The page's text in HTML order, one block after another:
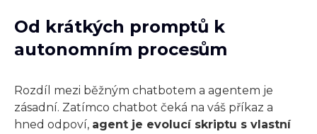
Od krátkých promptů k
autonomním procesům
Rozdíl mezi běžným chatbotem a agentem je
zásadní. Zatímco chatbot čeká na váš příkaz a
hned odpoví, agent je evolucí skriptu s vlastní